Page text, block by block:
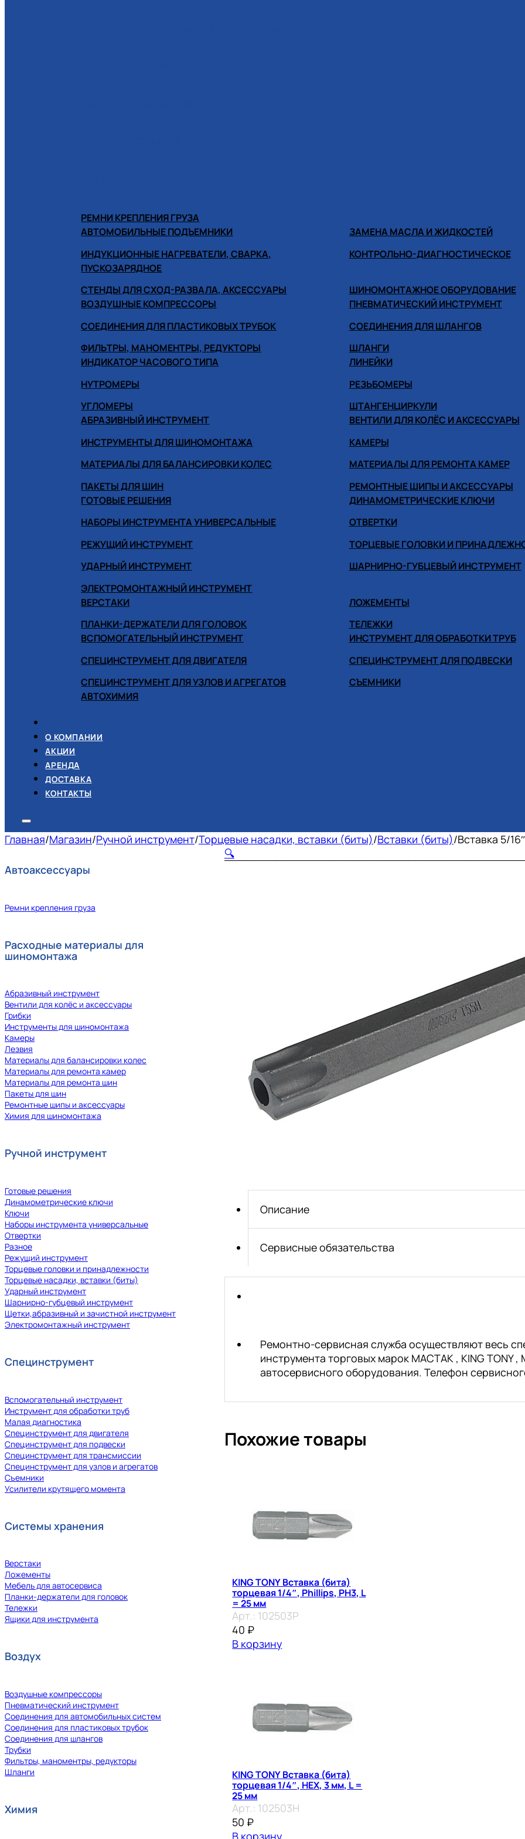
РЕМНИ КРЕПЛЕНИЯ ГРУЗА
АВТОМОБИЛЬНЫЕ ПОДЪЕМНИКИ
ЗАМЕНА МАСЛА И ЖИДКОСТЕЙ
ИНДУКЦИОННЫЕ НАГРЕВАТЕЛИ, СВАРКА,
ПУСКОЗАРЯДНОЕ
КОНТРОЛЬНО-ДИАГНОСТИЧЕСКОЕ
СТЕНДЫ ДЛЯ СХОД-РАЗВАЛА, АКСЕССУАРЫ
ШИНОМОНТАЖНОЕ ОБОРУДОВАНИЕ
ВОЗДУШНЫЕ КОМПРЕССОРЫ
ПНЕВМАТИЧЕСКИЙ ИНСТРУМЕНТ
СОЕДИНЕНИЯ ДЛЯ ПЛАСТИКОВЫХ ТРУБОК
СОЕДИНЕНИЯ ДЛЯ ШЛАНГОВ
ФИЛЬТРЫ, МАНОМЕНТРЫ, РЕДУКТОРЫ
ШЛАНГИ
ИНДИКАТОР ЧАСОВОГО ТИПА
ЛИНЕЙКИ
НУТРОМЕРЫ
РЕЗЬБОМЕРЫ
УГЛОМЕРЫ
ШТАНГЕНЦИРКУЛИ
АБРАЗИВНЫЙ ИНСТРУМЕНТ
ВЕНТИЛИ ДЛЯ КОЛЁС И АКСЕССУАРЫ
ИНСТРУМЕНТЫ ДЛЯ ШИНОМОНТАЖА
КАМЕРЫ
МАТЕРИАЛЫ ДЛЯ БАЛАНСИРОВКИ КОЛЕС
МАТЕРИАЛЫ ДЛЯ РЕМОНТА КАМЕР
ПАКЕТЫ ДЛЯ ШИН
РЕМОНТНЫЕ ШИПЫ И АКСЕССУАРЫ
ГОТОВЫЕ РЕШЕНИЯ
ДИНАМОМЕТРИЧЕСКИЕ КЛЮЧИ
НАБОРЫ ИНСТРУМЕНТА УНИВЕРСАЛЬНЫЕ
ОТВЕРТКИ
РЕЖУЩИЙ ИНСТРУМЕНТ
ТОРЦЕВЫЕ ГОЛОВКИ И
УДАРНЫЙ ИНСТРУМЕНТ
ШАРНИРНО-ГУБЦЕВЫЙ ИНСТРУМЕНТ
ЭЛЕКТРОМОНТАЖНЫЙ ИНСТРУМЕНТ
ВЕРСТАКИ
ЛОЖЕМЕНТЫ
ПЛАНКИ-ДЕРЖАТЕЛИ ДЛЯ ГОЛОВОК
ТЕЛЕЖКИ
ВСПОМОГАТЕЛЬНЫЙ ИНСТРУМЕНТ
ИНСТРУМЕНТ ДЛЯ ОБРАБОТКИ ТРУБ
СПЕЦИНСТРУМЕНТ ДЛЯ ДВИГАТЕЛЯ
СПЕЦИНСТРУМЕНТ ДЛЯ ПОДВЕСКИ
СПЕЦИНСТРУМЕНТ ДЛЯ УЗЛОВ И АГРЕГАТОВ
СЪЕМНИКИ
АВТОХИМИЯ
О КОМПАНИИ
АКЦИИ
АРЕНДА
ДОСТАВКА
КОНТАКТЫ
Главная/Магазин/Ручной инструмент/Торцевые насадки, вставки (биты)/Вставки (биты)/Вставка 5/
Автоаксессуары
Ремни крепления груза
Расходные материалы для
шиномонтажа
Абразивный инструмент
Вентили для колёс и аксессуары
Грибки
Инструменты для шиномонтажа
Камеры
Лезвия
Материалы для балансировки колес
Материалы для ремонта камер
Материалы для ремонта шин
Пакеты для шин
Ремонтные шипы и аксессуары
Химия для шиномонтажа
Ручной инструмент
Готовые решения
Динамометрические ключи
Ключи
Наборы инструмента универсальные
Отвертки
Разное
Режущий инструмент
Торцевые головки и принадлежности
Торцевые насадки, вставки (биты)
Ударный инструмент
Шарнирно-губцевый инструмент
Щетки,абразивный и зачистной инструмент
Электромонтажный инструмент
Специнструмент
Вспомогательный инструмент
Инструмент для обработки труб
Малая диагностика
Специнструмент для двигателя
Специнструмент для подвески
Специнструмент для трансмиссии
Специнструмент для узлов и агрегатов
Съемники
Усилители крутящего момента
Системы хранения
Верстаки
Ложементы
Мебель для автосервиса
Планки-держатели для головок
Тележки
Ящики для инструмента
Воздух
Воздушные компрессоры
Пневматический инструмент
Соединения для автомобильных систем
Соединения для пластиковых трубок
Соединения для шлангов
Трубки
Фильтры, маноментры, редукторы
Шланги
Химия
🔍
Описание
Сервисные обязательства
Ремонтно-сервисная служба осуществляют весь
инструмента торговых марок МАСТАК , KING TONY ,
автосервисного оборудования. Телефон
Похожие товары
KING TONY Вставка (бита)
торцевая 1/4″, Phillips, PH3, L
= 25 мм
Арт.: 102503P
40 ₽
В корзину
KING TONY Вставка (бита)
торцевая 1/4″, HEX, 3 мм, L =
25 мм
Арт.: 102503H
50 ₽
В корзину